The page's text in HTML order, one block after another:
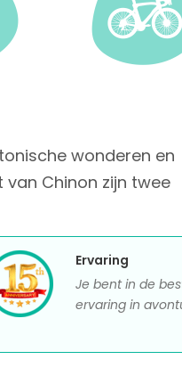
wonderen en
Chinon zijn twee
Ervaring
Je bent in de
ervaring in